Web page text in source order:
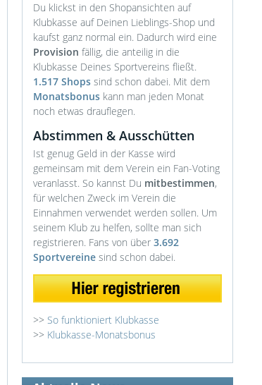
Du klickst in den Shopansichten auf
Klubkasse auf Deinen Lieblings-Shop und
kaufst ganz normal ein. Dadurch wird eine
Provision fällig, die anteilig in die
Klubkasse Deines Sportvereins fließt.
1.517 Shops sind schon dabei. Mit dem
Monatsbonus kann man jeden Monat
noch etwas drauflegen.
Abstimmen & Ausschütten
Ist genug Geld in der Kasse wird
gemeinsam mit dem Verein ein Fan-Voting
veranlasst. So kannst Du mitbestimmen,
für welchen Zweck im Verein die
Einnahmen verwendet werden sollen. Um
seinem Klub zu helfen, sollte man sich
registrieren. Fans von über 3.692
Sportvereine sind schon dabei.
>> So funktioniert Klubkasse
>> Klubkasse-Monatsbonus